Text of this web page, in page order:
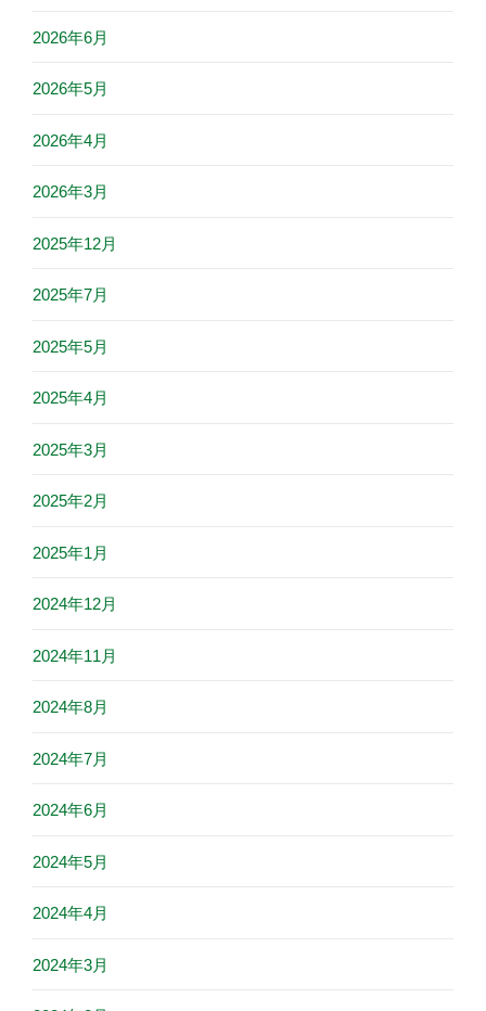
2026年6月
2026年5月
2026年4月
2026年3月
2025年12月
2025年7月
2025年5月
2025年4月
2025年3月
2025年2月
2025年1月
2024年12月
2024年11月
2024年8月
2024年7月
2024年6月
2024年5月
2024年4月
2024年3月